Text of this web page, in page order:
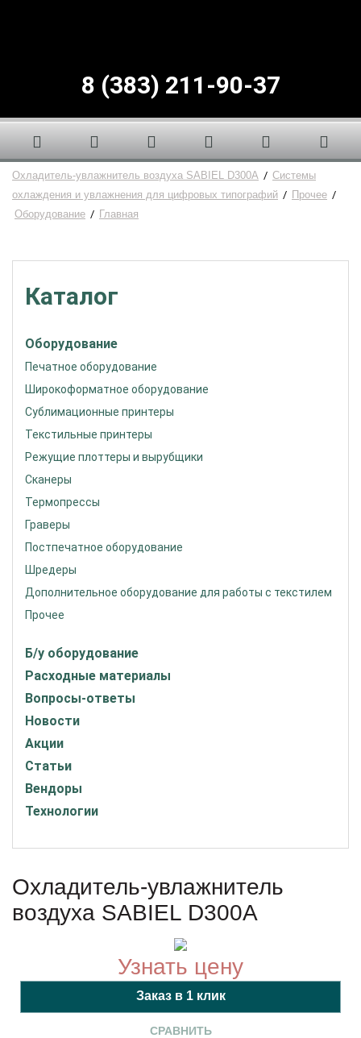
8 (383) 211-90-37
Охладитель-увлажнитель воздуха SABIEL D300A / Системы
охлаждения и увлажнения для цифровых типографий / Прочее /
Оборудование / Главная
Каталог
Оборудование
Печатное оборудование
Широкоформатное оборудование
Сублимационные принтеры
Текстильные принтеры
Режущие плоттеры и вырубщики
Сканеры
Термопрессы
Граверы
Постпечатное оборудование
Шредеры
Дополнительное оборудование для работы с текстилем
Прочее
Б/у оборудование
Расходные материалы
Вопросы-ответы
Новости
Акции
Статьи
Вендоры
Технологии
Охладитель-увлажнитель
воздуха SABIEL D300A
Узнать цену
СРАВНИТЬ